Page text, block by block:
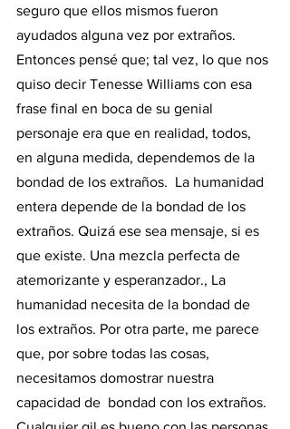
seguro que ellos mismos fueron
ayudados alguna vez por extraños.
Entonces pensé que; tal vez, lo que nos
quiso decir Tenesse Williams con esa
frase final en boca de su genial
personaje era que en realidad, todos,
en alguna medida, dependemos de la
bondad de los extraños.  La humanidad
entera depende de la bondad de los
extraños. Quizá ese sea mensaje, si es
que existe. Una mezcla perfecta de
atemorizante y esperanzador., La
humanidad necesita de la bondad de
los extraños. Por otra parte, me parece
que, por sobre todas las cosas,
necesitamos domostrar nuestra
capacidad de  bondad con los extraños.